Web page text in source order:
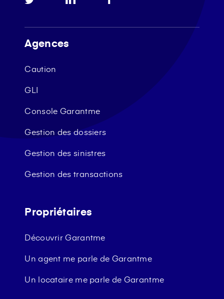
Agences
Caution
GLI
Console Garantme
Gestion des dossiers
Gestion des sinistres
Gestion des transactions
Propriétaires
Découvrir Garantme
Un agent me parle de Garantme
Un locataire me parle de Garantme